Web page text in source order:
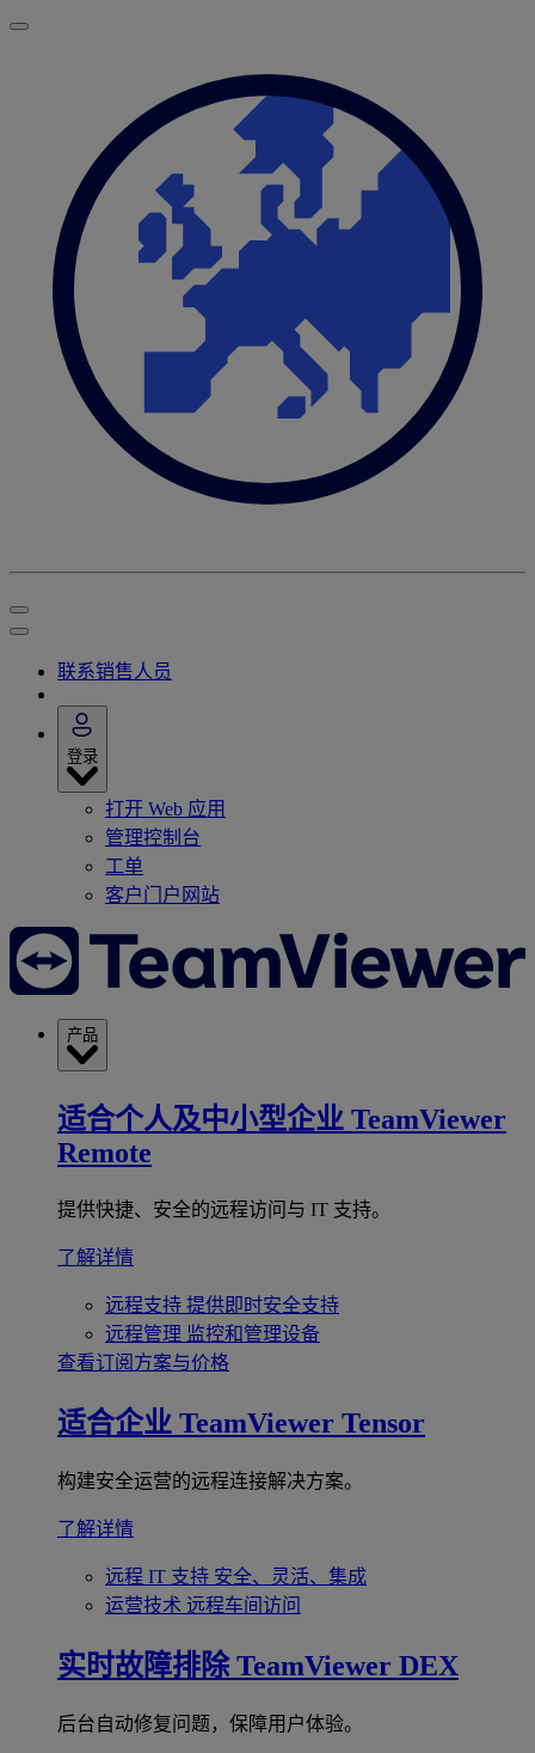
联系销售人员
登录
打开 Web 应用
管理控制台
工单
客户门户网站
产品
适合个人及中小型企业 TeamViewer
Remote
提供快捷、安全的远程访问与 IT 支持。
了解详情
远程支持 提供即时安全支持
远程管理 监控和管理设备
查看订阅方案与价格
适合企业 TeamViewer Tensor
构建安全运营的远程连接解决方案。
了解详情
远程 IT 支持 安全、灵活、集成
运营技术 远程车间访问
实时故障排除 TeamViewer DEX
后台自动修复问题，保障用户体验。